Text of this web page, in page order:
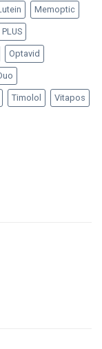
Memoptic
Optavid
Timolol Vitapos